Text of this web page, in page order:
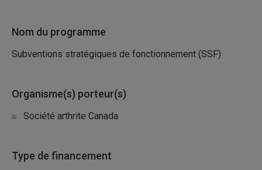
Nom du programme
Subventions stratégiques de fonctionnement (SSF)
Organisme(s) porteur(s)
Société arthrite Canada
Type de financement